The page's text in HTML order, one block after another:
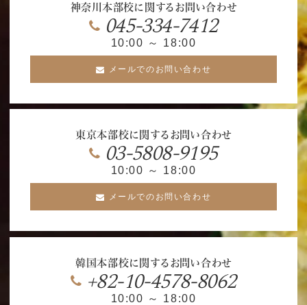
神奈川本部校に関するお問い合わせ
045-334-7412
10:00 ～ 18:00
メールでのお問い合わせ
東京本部校に関するお問い合わせ
03-5808-9195
10:00 ～ 18:00
メールでのお問い合わせ
韓国本部校に関するお問い合わせ
+82-10-4578-8062
10:00 ～ 18:00